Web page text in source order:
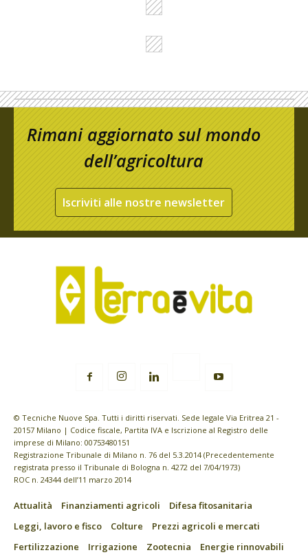
Rimani aggiornato sul mondo
dell’agricoltura
Iscriviti alle nostre newsletter
© Tecniche Nuove Spa. Tutti i diritti riservati. Sede legale Via Eritrea 21 -
20157 Milano | Codice fiscale, Partita IVA e Iscrizione al Registro delle
imprese di Milano: 00753480151
Registrazione Tribunale di Milano n. 76 del 5.3.2014 (Precedentemente
registrata presso il Tribunale di Bologna n. 4272 del 7/04/1973)
ROC n. 24344 dell’11 marzo 2014
Attualità Finanziamenti agricoli
Difesa fitosanitaria
Leggi, lavoro e fisco
Colture
Prezzi agricoli e mercati
Fertilizzazione
Irrigazione Zootecnia
Energie rinnovabili